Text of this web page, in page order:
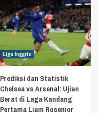
Liga Inggris
Prediksi dan Statistik
Chelsea vs Arsenal: Ujian
Berat di Laga Kandang
Pertama Liam Rosenior